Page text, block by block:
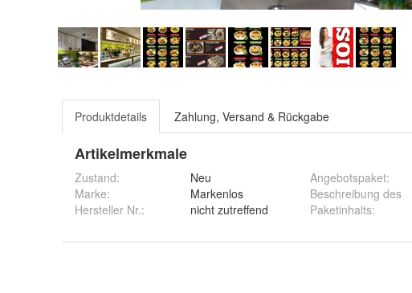
Produktdetails Zahlung, Versand & Rückgabe
Artikelmerkmale
Zustand:
Neu
Marke:
Markenlos
Hersteller Nr.:
nicht zutreffend
Angebotspaket:
Beschreibung des
Paketinhalts: